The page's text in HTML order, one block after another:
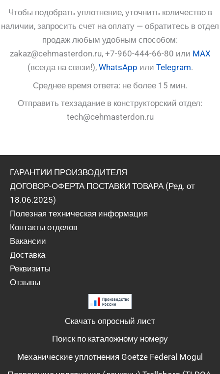
Чтобы подобрать уплотнение, уточнить количество в
наличии, запросить счет на оплату — обратитесь в отдел
продаж любым удобным способом:
zakaz@cehmasterdon.ru, +7-960-444-66-80 или MAX
(всегда на связи!), WhatsApp или Telegram.
Среднее время ответа: не более 15 мин.
Отправить техзадание в конструкторский отдел:
tech@cehmasterdon.ru
ГАРАНТИИ ПРОИЗВОДИТЕЛЯ
ДОГОВОР-ОФЕРТА ПОСТАВКИ ТОВАРА (Ред. от
18.06.2025)
Полезная техническая информация
Контакты отделов
Вакансии
Доставка
Реквизиты
Отзывы
Скачать опросный лист
Поиск по каталожному номеру
Механические уплотнения Goetze Federal Mogul